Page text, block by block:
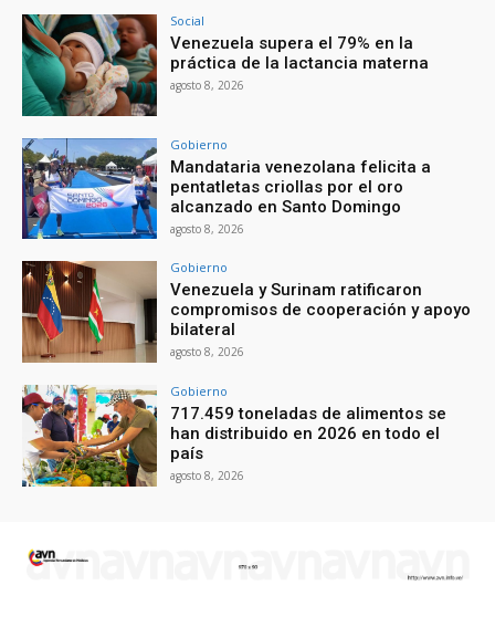
Social
Venezuela supera el 79% en la
práctica de la lactancia materna
agosto 8, 2026
Gobierno
Mandataria venezolana felicita a
pentatletas criollas por el oro
alcanzado en Santo Domingo
agosto 8, 2026
Gobierno
Venezuela y Surinam ratificaron
compromisos de cooperación y apoyo
bilateral
agosto 8, 2026
Gobierno
717.459 toneladas de alimentos se
han distribuido en 2026 en todo el
país
agosto 8, 2026